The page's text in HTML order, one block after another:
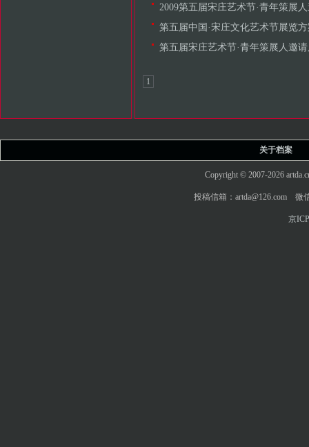
2009第五届宋庄艺术节·青年策展
第五届中国·宋庄文化艺术节展览
第五届宋庄艺术节·青年策展人邀
1
关于档案
Copyright © 2007-2026
投稿信箱：artda@126.com 微
京